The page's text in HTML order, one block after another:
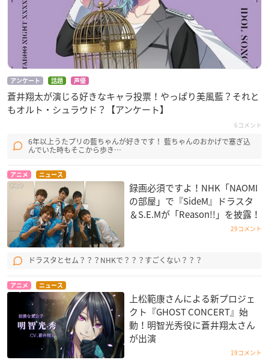
アンケート 話題 声優
蒼井翔太が演じる好きなキャラ投票！やっぱり美風藍？それと
もオルト・シュラウド？【アンケート】
6コメント
6年以上うたプリの藍ちゃんが好きです！ 藍ちゃんのおかげで塞ぎ込
んでいた時もそこから歩き…
アニメ ニュース
録画必須ですよ！NHK「NAOMI
の部屋」で『SideM』ドラスタ
＆S.E.Mが「Reason!!」を披露！
29コメント
ドラスタとセム？？？NHKで？？？すごくない？？？
アニメ ニュース
上松範康さんによる新プロジェ
クト『GHOST CONCERT』始
動！明智光秀役に蒼井翔太さん
が出演
19コメント